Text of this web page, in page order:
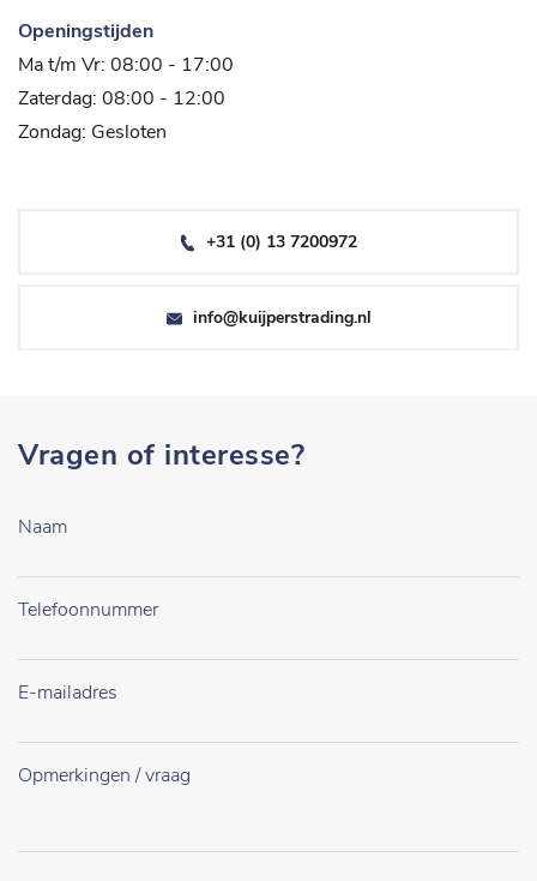
Openingstijden
Ma t/m Vr: 08:00 - 17:00
Zaterdag: 08:00 - 12:00
Zondag: Gesloten
+31 (0) 13 7200972
info@kuijperstrading.nl
Vragen of interesse?